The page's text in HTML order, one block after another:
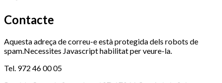
Contacte
Aquesta adreça de correu-e està protegida dels robots de
spam.Necessites Javascript habilitat per veure-la.
Tel. 972 46 00 05